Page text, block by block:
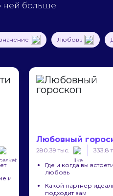
ней больше
Любовь
и
Любовный
280.39 тыс.
333.8
Где и когда вы
любовь
Какой партнер
подходит вам